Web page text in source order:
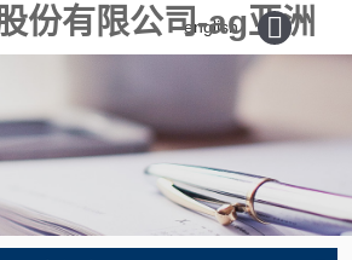
份有限公司-ag亚洲
english